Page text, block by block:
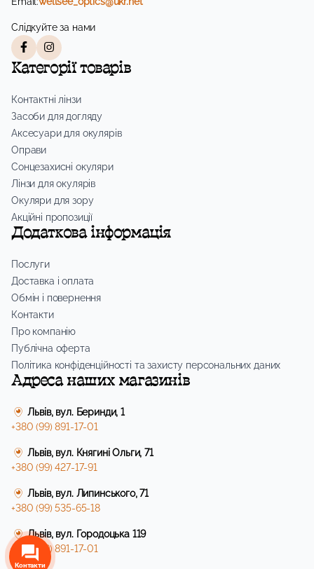
Слідкуйте за нами
Категорії товарів
Контактні лінзи
Засоби для догляду
Аксесуари для окулярів
Оправи
Сонцезахисні окуляри
Лінзи для окулярів
Окуляри для зору
Акційні пропозиції
Додаткова інформація
Послуги
Доставка і оплата
Обмін і повернення
Контакти
Про компанію
Публічна оферта
Політика конфіденційності та захисту персональних даних
Адреса наших магазинів
Львів, вул. Беринди, 1
+380 (99) 891-17-01
Львів, вул. Княгині Ольги, 71
+380 (99) 427-17-91
Львів, вул. Липинського, 71
+380 (99) 535-65-18
Львів, вул. Городоцька 119
+380 (99) 891-17-01
Контакти